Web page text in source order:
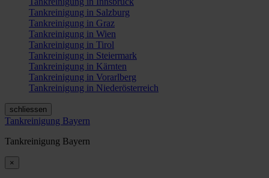
Tankreinigung in Salzburg
Tankreinigung in Graz
Tankreinigung in Wien
Tankreinigung in Tirol
Tankreinigung in Steiermark
Tankreinigung in Kärnten
Tankreinigung in Vorarlberg
Tankreinigung in Niederösterreich
schliessen
Tankreinigung Bayern
Tankreinigung Bayern
×